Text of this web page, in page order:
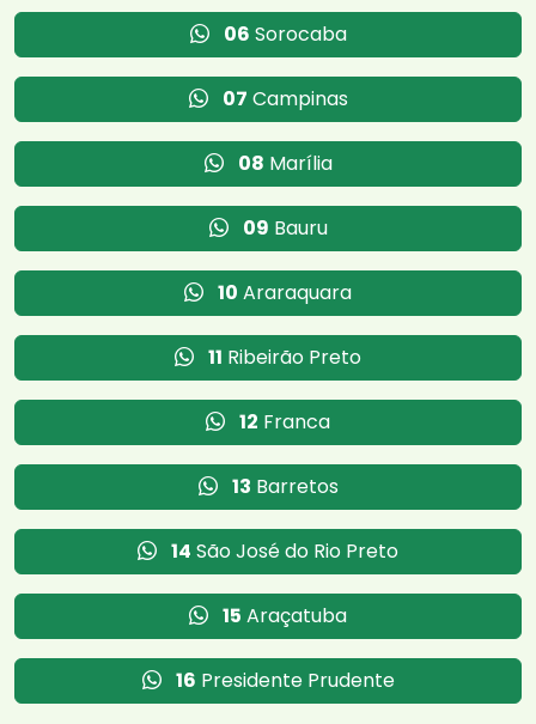
06 Sorocaba
07 Campinas
08 Marília
09 Bauru
10 Araraquara
11 Ribeirão Preto
12 Franca
13 Barretos
14 São José do Rio Preto
15 Araçatuba
16 Presidente Prudente